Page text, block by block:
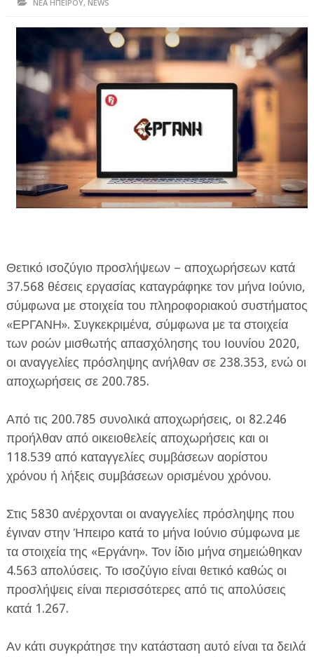
ΗΠΕΙΡΟΣ
ΠΡΕΒΕΖΑ
ΑΡΤΑ
ΙΩΑΝΝΙΝΑ
ΘΕΣΠΡΩΤΙΑ
ΙΟΝΙΑ ΝΗΣΙΑ
ΚΑΙ ΕΛΛΑΔΑ
ΥΓΕΙΑ-ΟΜΟΡΦΙΑ
ΠΕΡΙΒΑΛΛΟΝ
ΤΕΧΝΟΛΟΓΙΑ
ΔΙΕΘΝΗ
ΕΦΗΜΕΡΙΔΑ Η ΠΑΡΓΑ
ΠΛΗΡΟΦΟΡΙΕΣ
ΝΕΑ ΗΠΕΙΡΟΥ, NEWS
Θετικό ισοζύγιο προσλήψεων – αποχωρήσεων κατά
37.568 θέσεις εργασίας καταγράφηκε τον μήνα Ιούνιο,
σύμφωνα με στοιχεία του πληροφοριακού συστήματος
«ΕΡΓΑΝΗ». Συγκεκριμένα, σύμφωνα με τα στοιχεία
των ροών μισθωτής απασχόλησης του Ιουνίου 2020,
οι αναγγελίες πρόσληψης ανήλθαν σε 238.353, ενώ οι
αποχωρήσεις σε 200.785.
Από τις 200.785 συνολικά αποχωρήσεις, οι 82.246
προήλθαν από οικειοθελείς αποχωρήσεις και οι
118.539 από καταγγελίες συμβάσεων αορίστου
χρόνου ή λήξεις συμβάσεων ορισμένου χρόνου.
Στις 5830 ανέρχονται οι αναγγελίες πρόσληψης που
έγιναν στην Ήπειρο κατά το μήνα Ιούνιο σύμφωνα με
τα στοιχεία της «Εργάνη». Τον ίδιο μήνα σημειώθηκαν
4.563 απολύσεις. Το ισοζύγιο είναι θετικό καθώς οι
προσλήψεις είναι περισσότερες από τις απολύσεις
κατά 1.267.
Αν κάτι συγκράτησε την κατάσταση αυτό είναι τα δειλά